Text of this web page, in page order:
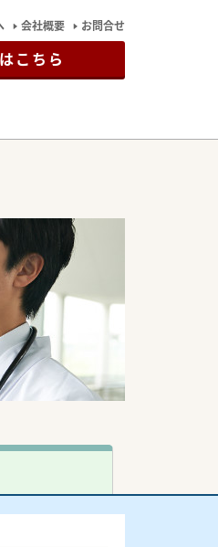
会社概要 お問合せ
こちら